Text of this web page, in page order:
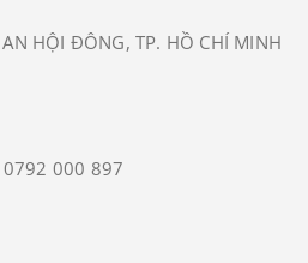
HỘI ĐÔNG, TP. HỒ CHÍ MINH
000 897